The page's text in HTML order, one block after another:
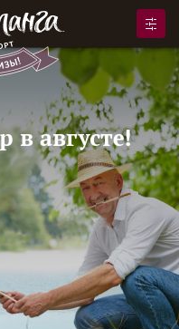
в августе!